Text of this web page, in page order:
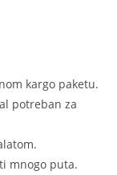
kargo paketu.
potreban za
mnogo puta.